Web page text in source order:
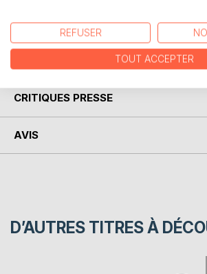
sur : www.fichedelecture.fr.
CRITIQUES PRESSE
AVIS
D’AUTRES TITRES À
REFUSER
TOUT ACCEPTER